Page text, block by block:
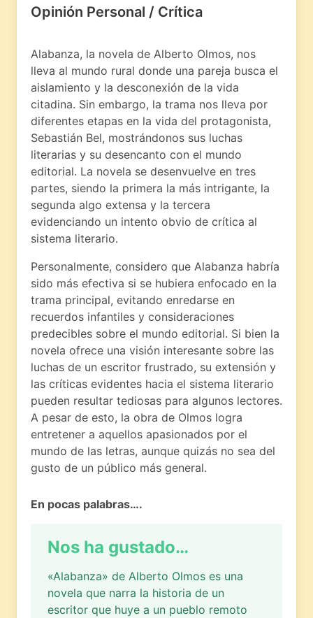
Opinión Personal / Crítica
Alabanza, la novela de Alberto Olmos, nos
lleva al mundo rural donde una pareja busca el
aislamiento y la desconexión de la vida
citadina. Sin embargo, la trama nos lleva por
diferentes etapas en la vida del protagonista,
Sebastián Bel, mostrándonos sus luchas
literarias y su desencanto con el mundo
editorial. La novela se desenvuelve en tres
partes, siendo la primera la más intrigante, la
segunda algo extensa y la tercera
evidenciando un intento obvio de crítica al
sistema literario.
Personalmente, considero que Alabanza habría
sido más efectiva si se hubiera enfocado en la
trama principal, evitando enredarse en
recuerdos infantiles y consideraciones
predecibles sobre el mundo editorial. Si bien la
novela ofrece una visión interesante sobre las
luchas de un escritor frustrado, su extensión y
las críticas evidentes hacia el sistema literario
pueden resultar tediosas para algunos lectores.
A pesar de esto, la obra de Olmos logra
entretener a aquellos apasionados por el
mundo de las letras, aunque quizás no sea del
gusto de un público más general.
En pocas palabras….
Nos ha gustado…
«Alabanza» de Alberto Olmos es una
novela que narra la historia de un
escritor que huye a un pueblo remoto